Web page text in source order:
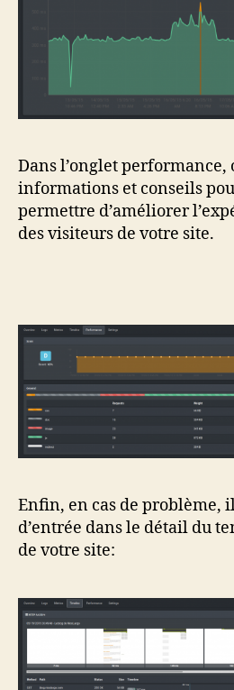
Dans l’onglet performance,
informations et conseils
permettre d’améliorer
des visiteurs de votre site.
Enfin, en cas de problème,
d’entrée dans le détail du
de votre site: